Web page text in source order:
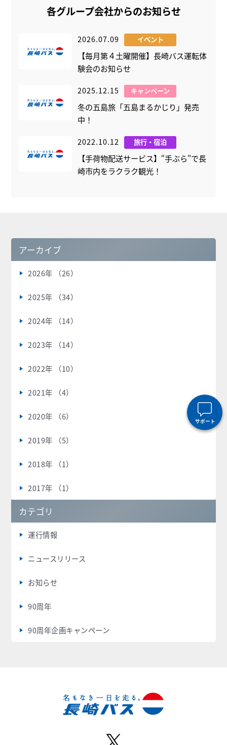
各グループ会社からのお知らせ
2026.07.09 イベント
【毎月第４土曜開催】長崎バス運転体
験会のお知らせ
2025.12.15 キャンペーン
冬の五島旅「五島まるかじり」発売
中！
2022.10.12 旅行・宿泊
【手荷物配送サービス】“手ぶら”で長
崎市内をラクラク観光！
アーカイブ
2026年 （26）
2025年 （34）
2024年 （14）
2023年 （14）
2022年 （10）
2021年 （4）
2020年 （6）
2019年 （5）
2018年 （1）
2017年 （1）
カテゴリ
運行情報
ニュースリリース
お知らせ
90周年
90周年企画キャンペーン
サポート